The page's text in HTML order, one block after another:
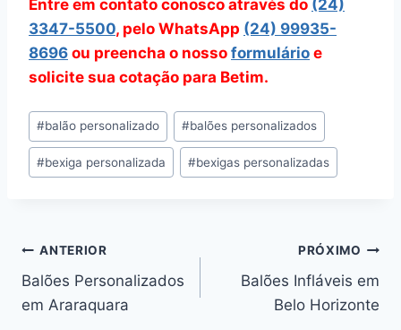
Entre em contato conosco através do (24)
3347-5500, pelo WhatsApp (24) 99935-
8696 ou preencha o nosso formulário e
solicite sua cotação para Betim.
Tags
do
Post:
#balão personalizado #balões personalizados
#bexiga personalizada #bexigas personalizadas
Navegação
de
ANTERIOR
Balões Personalizados
em Araraquara
PRÓXIMO
Balões Infláveis em
Belo Horizonte